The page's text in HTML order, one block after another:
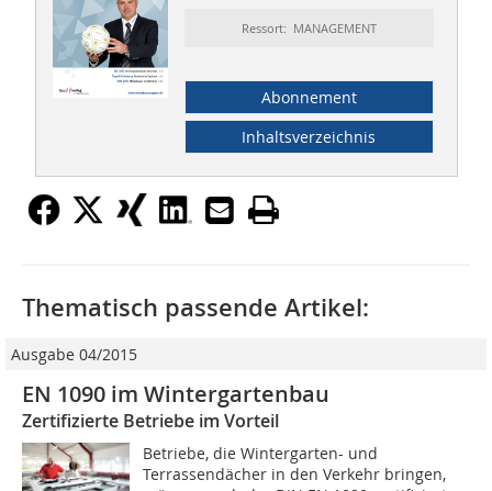
Ressort: MANAGEMENT
Abonnement
Inhaltsverzeichnis
Thematisch passende Artikel:
Ausgabe 04/2015
EN 1090 im Wintergartenbau
Zertifizierte Betriebe im Vorteil
Betriebe, die Wintergarten- und
Terrassendächer in den Verkehr bringen,